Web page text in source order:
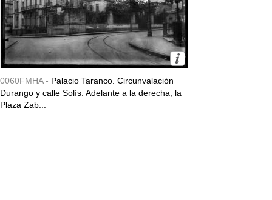
0060FMHA - Palacio Taranco. Circunvalación
Durango y calle Solís. Adelante a la derecha, la
Plaza Zab...